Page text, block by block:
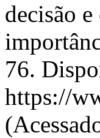
decisão
76.
https://